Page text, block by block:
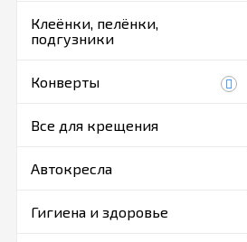
Клеёнки, пелёнки,
подгузники
Конверты
Все для крещения
Автокресла
Гигиена и здоровье